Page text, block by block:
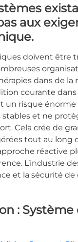
aux
doivent être
dans de
courante
risque énorme
et ne
Cela crée de
tout au long
réactive
L’industrie
et la sécurité
: